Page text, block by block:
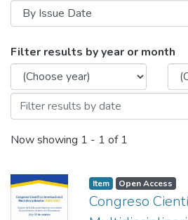
Browsing Congreso
Filter results by year or month
Now showing 1 - 1 of 1
Item Open Access
Congreso